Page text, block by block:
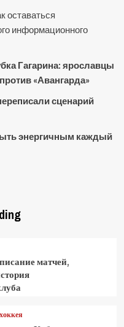
оставаться
информационного
Гагарина: ярославцы
«Авангарда»
сценарий
энергичным каждый
матчей,